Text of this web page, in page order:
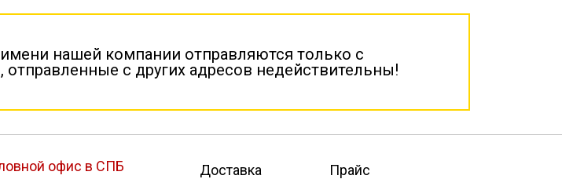
нашей компании отправляются только с
с других адресов недействительны!
офис в СПБ Доставка Прайс